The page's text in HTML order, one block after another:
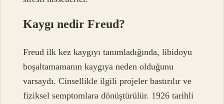
Kaygı nedir Freud?
Freud ilk kez kaygıyı tanımladığında, libidoyu
boşaltamamanın kaygıya neden olduğunu
varsaydı. Cinsellikle ilgili projeler bastırılır ve
fiziksel semptomlara dönüştürülür. 1926 tarihli